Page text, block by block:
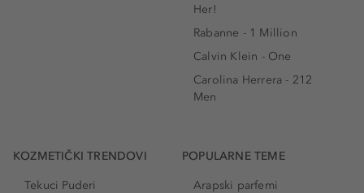
Her!
Rabanne - 1 Million
Calvin Klein - One
Carolina Herrera - 212
Men
KOZMETIČKI TRENDOVI
Tekuci Puderi
POPULARNE TEME
Arapski parfemi